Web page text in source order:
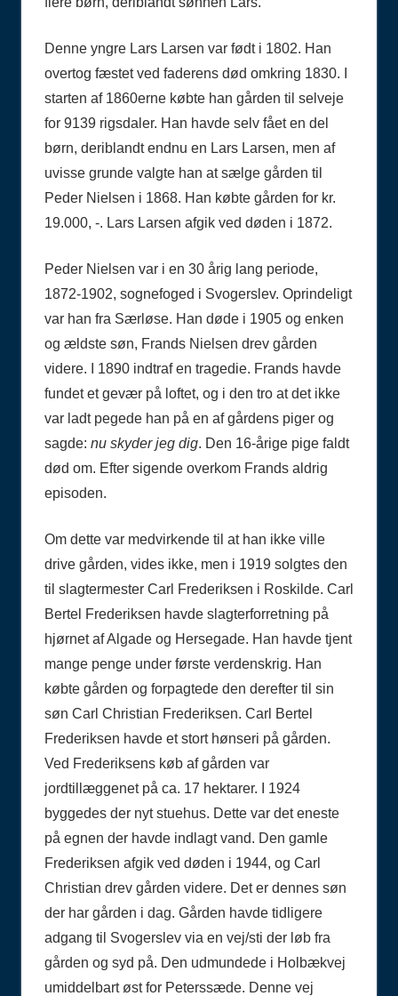
Denne yngre Lars Larsen var født i 1802. Han
overtog fæstet ved faderens død omkring 1830. I
starten af 1860erne købte han gården til selveje
for 9139 rigsdaler. Han havde selv fået en del
børn, deriblandt endnu en Lars Larsen, men af
uvisse grunde valgte han at sælge gården til
Peder Nielsen i 1868. Han købte gården for kr.
19.000, -. Lars Larsen afgik ved døden i 1872.
Peder Nielsen var i en 30 årig lang periode,
1872-1902, sognefoged i Svogerslev. Oprindeligt
var han fra Særløse. Han døde i 1905 og enken
og ældste søn, Frands Nielsen drev gården
videre. I 1890 indtraf en tragedie. Frands havde
fundet et gevær på loftet, og i den tro at det ikke
var ladt pegede han på en af gårdens piger og
sagde: nu skyder jeg dig. Den 16-årige pige faldt
død om. Efter sigende overkom Frands aldrig
episoden.
Om dette var medvirkende til at han ikke ville
drive gården, vides ikke, men i 1919 solgtes den
til slagtermester Carl Frederiksen i Roskilde. Carl
Bertel Frederiksen havde slagterforretning på
hjørnet af Algade og Hersegade. Han havde tjent
mange penge under første verdenskrig. Han
købte gården og forpagtede den derefter til sin
søn Carl Christian Frederiksen. Carl Bertel
Frederiksen havde et stort hønseri på gården.
Ved Frederiksens køb af gården var
jordtillæggenet på ca. 17 hektarer. I 1924
byggedes der nyt stuehus. Dette var det eneste
på egnen der havde indlagt vand. Den gamle
Frederiksen afgik ved døden i 1944, og Carl
Christian drev gården videre. Det er dennes søn
der har gården i dag. Gården havde tidligere
adgang til Svogerslev via en vej/sti der løb fra
gården og syd på. Den udmundede i Holbækvej
umiddelbart øst for Peterssæde. Denne vej